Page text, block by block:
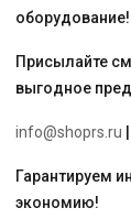
оборудование!
Присылайте
выгодное
info@shoprs.ru
Гарантируем
экономию!